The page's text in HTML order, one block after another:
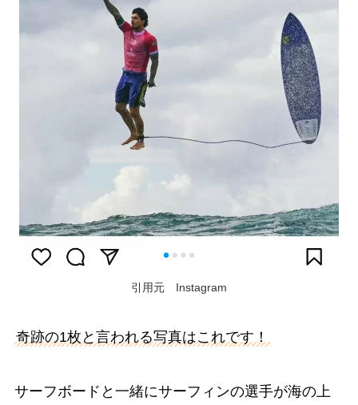
引用元 Instagram
奇跡の1枚と言われる写真はこれです！
サーフボードと一緒にサーフィンの選手が海の上